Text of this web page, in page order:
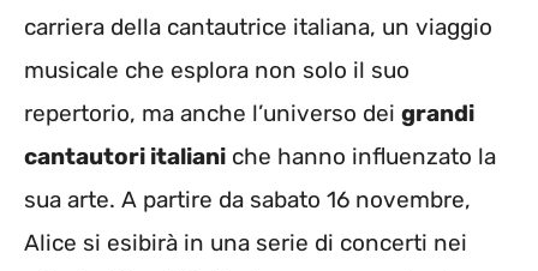
carriera della cantautrice italiana, un viaggio
musicale che esplora non solo il suo
repertorio, ma anche l’universo dei grandi
cantautori italiani che hanno influenzato la
sua arte. A partire da sabato 16 novembre,
Alice si esibirà in una serie di concerti nei